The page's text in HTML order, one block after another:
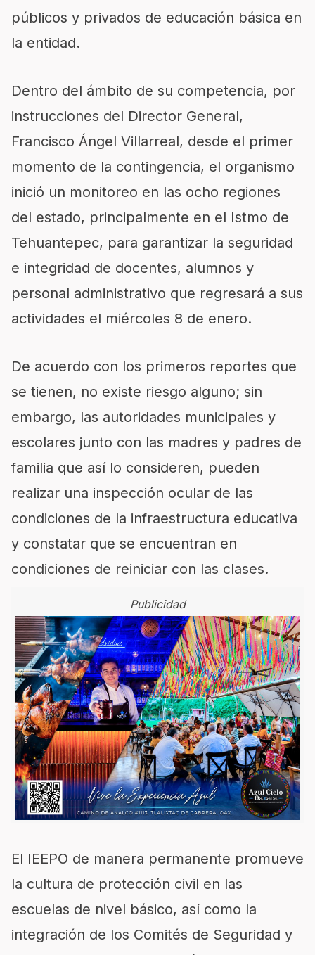
públicos y privados de educación básica en
la entidad.
Dentro del ámbito de su competencia, por
instrucciones del Director General,
Francisco Ángel Villarreal, desde el primer
momento de la contingencia, el organismo
inició un monitoreo en las ocho regiones
del estado, principalmente en el Istmo de
Tehuantepec, para garantizar la seguridad
e integridad de docentes, alumnos y
personal administrativo que regresará a sus
actividades el miércoles 8 de enero.
De acuerdo con los primeros reportes que
se tienen, no existe riesgo alguno; sin
embargo, las autoridades municipales y
escolares junto con las madres y padres de
familia que así lo consideren, pueden
realizar una inspección ocular de las
condiciones de la infraestructura educativa
y constatar que se encuentran en
condiciones de reiniciar con las clases.
Publicidad
El IEEPO de manera permanente promueve
la cultura de protección civil en las
escuelas de nivel básico, así como la
integración de los Comités de Seguridad y